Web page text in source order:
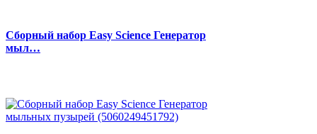
Сборный набор Easy Science Генератор
мыл…